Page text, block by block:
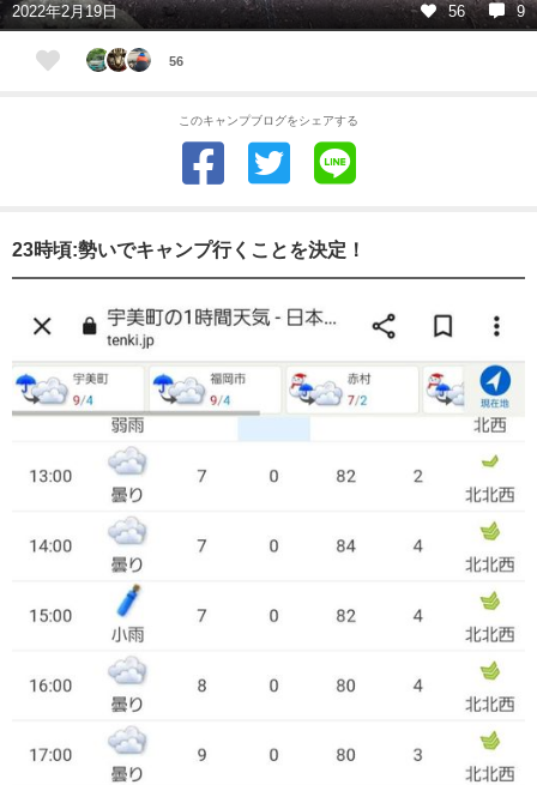
2022年2月19日 56 9
56
このキャンプブログをシェアする
23時頃:勢いでキャンプ行くことを決定！